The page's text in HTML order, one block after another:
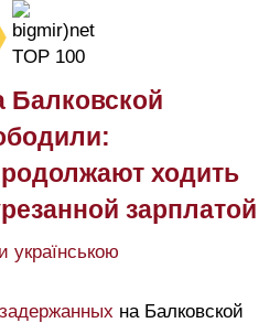
Балковской
ходить
зарплатой
українською
задержанных на Балковской